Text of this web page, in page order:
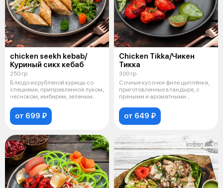
chicken seekh kebab/
Куриный сикх кебаб
250 гр
Блюдо из рубленой курицы со
специями, приправленное луком,
чесноком, имбирем, зеленым
от 699 ₽
Chicken Tikka/Чикен
Тикка
300 гр
Сочные кусочки филе цыплёнка,
приготовленные в тандыре, с
пряными и ароматными
от 649 ₽